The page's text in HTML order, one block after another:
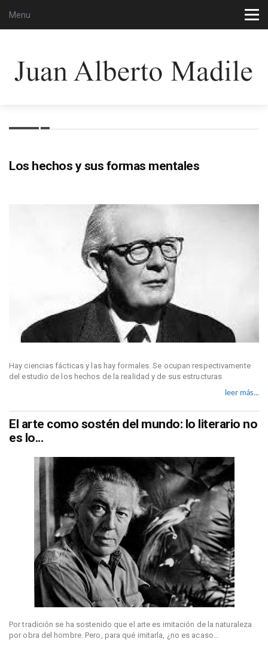
Menu
Los hechos y sus formas mentales
Hay ciencias fácticas y las hay formales. Se ocupan respectivamente
del estudio de los hechos de la realidad y de sus estructuras
leer más...
El arte como sostén del mundo: lo literario no
es lo...
Por tradición se ha sostenido que el arte es imitación de la naturaleza
por obra del hombre. Pero, para qué imitarla, ¿no es acaso...